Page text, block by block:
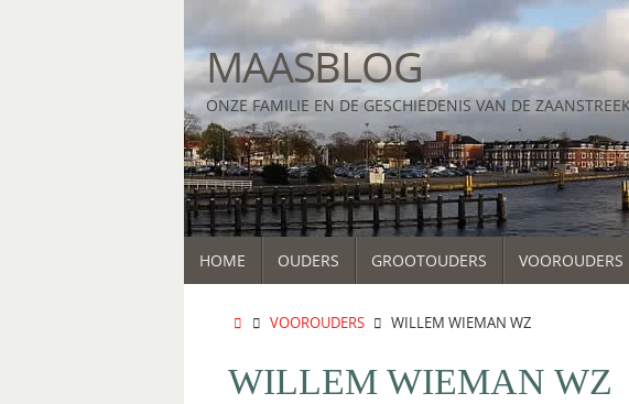
MAASBLOG
ONZE FAMILIE EN DE GESCHIEDENIS VAN DE
NAAR
INHOUD
HOME OUDERS GROOTOUDERS VOOROUDERS
HOMEVOOROUDERS WILLEM WIEMAN WZ
WILLEM WIEMAN WZ